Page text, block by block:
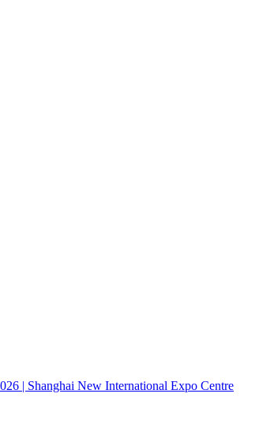
| Shanghai New International Expo Centre